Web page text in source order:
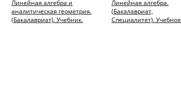
Линейная алгебра и
аналитическая геометрия.
(Бакалавриат). Учебник.
Линейная алгебра.
(Бакалавриат,
Специалитет). Учебное